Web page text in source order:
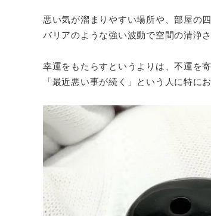
悪い気が溜まりやすい場所や、部屋の
バリアのような強い波動で空間の清浄
幸運をもたらすというよりは、不運を
「最近悪い事が続く」という人に特に